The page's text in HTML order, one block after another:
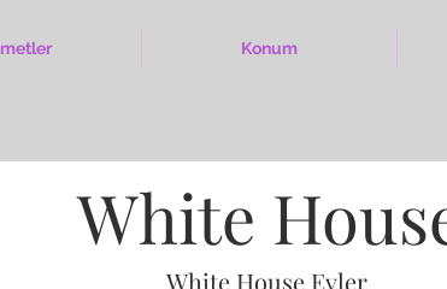
Konum
White
White House Evler